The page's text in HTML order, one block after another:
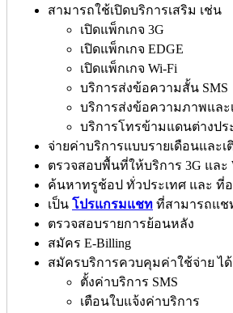
สามารถใช้เปิดบริการเสริม เช่น
เปิดแพ็กเกจ 3G
เปิดแพ็กเกจ EDGE
เปิดแพ็กเกจ Wi-Fi
บริการส่งข้อความสั้น SMS
บริการส่งข้อความภาพและ
บริการโทรข้ามแดนต่างปร
จ่ายค่าบริการแบบรายเดือนและเ
ตรวจสอบพื้นที่ให้บริการ 3G และ
ค้นหาทรูช้อป ทั่วประเทศ และ ที่
เป็น โปรแกรมแชท ที่สามารถแช
ตรวจสอบรายการย้อนหลัง
สมัคร E-Billing
สมัครบริการควบคุมค่าใช้จ่าย ไ
ตั้งค่าบริการ SMS
เตือนใบแจ้งค่าบริการ